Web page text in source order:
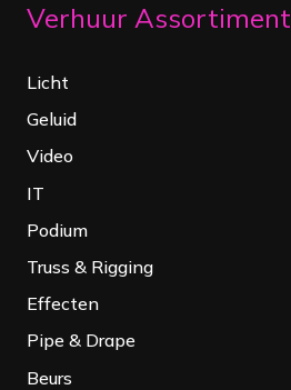
Verhuur Assortiment
Licht
Geluid
Video
IT
Podium
Truss & Rigging
Effecten
Pipe & Drape
Beurs